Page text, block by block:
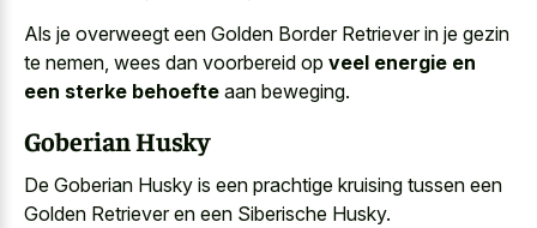
Als je overweegt een Golden Border Retriever in je gezin
te nemen, wees dan voorbereid op veel energie en
een sterke behoefte aan beweging.
Goberian Husky
De Goberian Husky is een prachtige kruising tussen een
Golden Retriever en een Siberische Husky.